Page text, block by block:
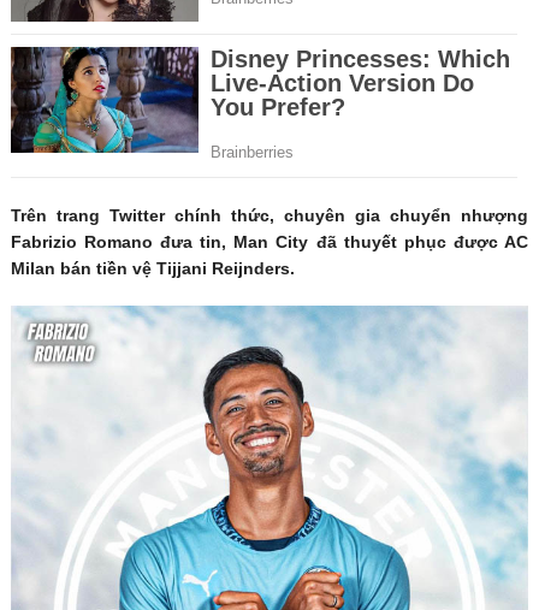
Trên trang Twitter chính thức, chuyên gia chuyển nhượng
Fabrizio Romano đưa tin, Man City đã thuyết phục được AC
Milan bán tiền vệ Tijjani Reijnders.